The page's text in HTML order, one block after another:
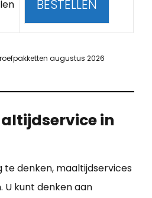
BESTELLEN
augustus 2026
in
te denken, maaltijdservices
U kunt denken aan